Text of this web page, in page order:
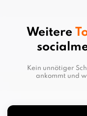
Weitere
Kein unnötiger
ankommt und